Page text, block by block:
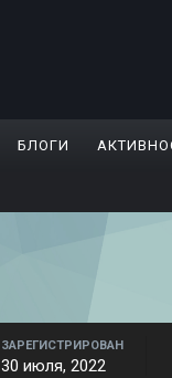
БЛОГИ
ЗАРЕГИСТРИРОВАН
30 июля, 2022